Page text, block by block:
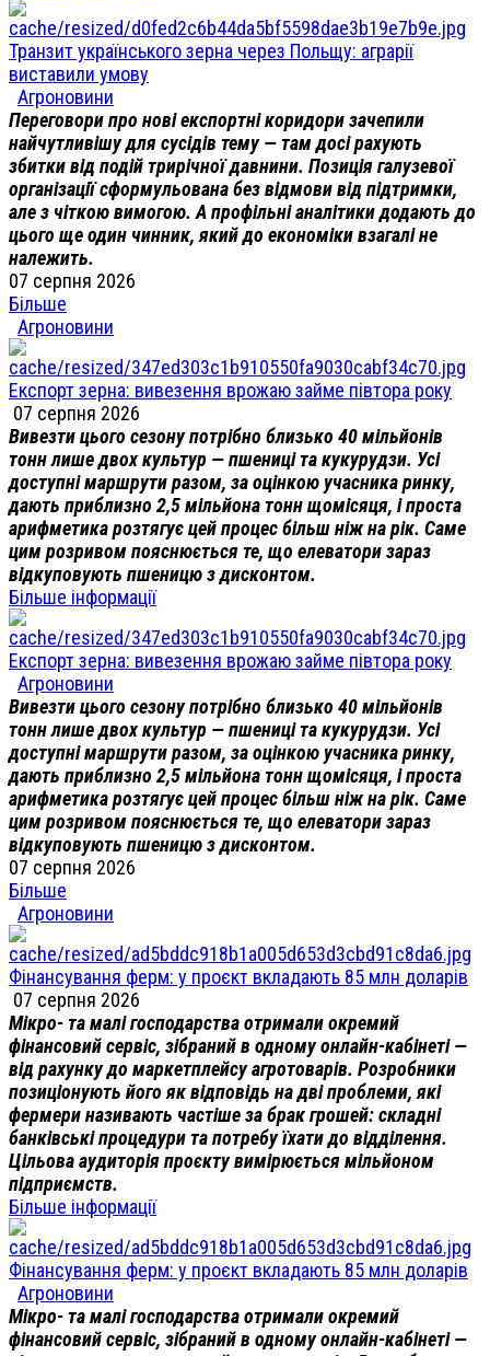
Транзит українського зерна через Польщу: аграрії
виставили умову
Агроновини
Переговори про нові експортні коридори зачепили
найчутливішу для сусідів тему — там досі рахують
збитки від подій трирічної давнини. Позиція галузевої
організації сформульована без відмови від підтримки,
але з чіткою вимогою. А профільні аналітики додають до
цього ще один чинник, який до економіки взагалі не
належить.
07 серпня 2026
Більше
Агроновини
Експорт зерна: вивезення врожаю займе півтора року
07 серпня 2026
Вивезти цього сезону потрібно близько 40 мільйонів
тонн лише двох культур — пшениці та кукурудзи. Усі
доступні маршрути разом, за оцінкою учасника ринку,
дають приблизно 2,5 мільйона тонн щомісяця, і проста
арифметика розтягує цей процес більш ніж на рік. Саме
цим розривом пояснюється те, що елеватори зараз
відкуповують пшеницю з дисконтом.
Більше інформації
Експорт зерна: вивезення врожаю займе півтора року
Агроновини
Вивезти цього сезону потрібно близько 40 мільйонів
тонн лише двох культур — пшениці та кукурудзи. Усі
доступні маршрути разом, за оцінкою учасника ринку,
дають приблизно 2,5 мільйона тонн щомісяця, і проста
арифметика розтягує цей процес більш ніж на рік. Саме
цим розривом пояснюється те, що елеватори зараз
відкуповують пшеницю з дисконтом.
07 серпня 2026
Більше
Агроновини
Фінансування ферм: у проєкт вкладають 85 млн доларів
07 серпня 2026
Мікро- та малі господарства отримали окремий
фінансовий сервіс, зібраний в одному онлайн-кабінеті —
від рахунку до маркетплейсу агротоварів. Розробники
позиціонують його як відповідь на дві проблеми, які
фермери називають частіше за брак грошей: складні
банківські процедури та потребу їхати до відділення.
Цільова аудиторія проєкту вимірюється мільйоном
підприємств.
Більше інформації
Фінансування ферм: у проєкт вкладають 85 млн доларів
Агроновини
Мікро- та малі господарства отримали окремий
фінансовий сервіс, зібраний в одному онлайн-кабінеті —